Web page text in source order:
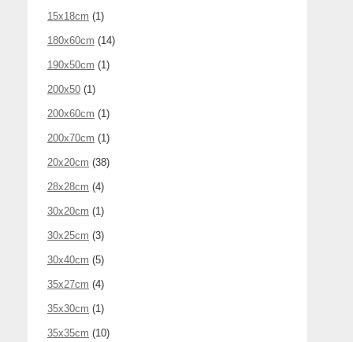
15x18cm (1)
180x60cm (14)
190x50cm (1)
200x50 (1)
200x60cm (1)
200x70cm (1)
20x20cm (38)
28x28cm (4)
30x20cm (1)
30x25cm (3)
30x40cm (5)
35x27cm (4)
35x30cm (1)
35x35cm (10)